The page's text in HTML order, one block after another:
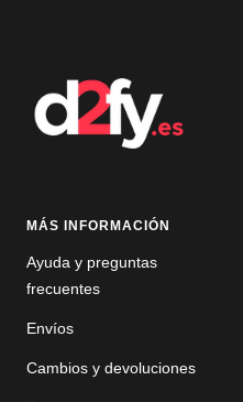
MÁS INFORMACIÓN
Ayuda y preguntas
frecuentes
Envíos
Cambios y devoluciones